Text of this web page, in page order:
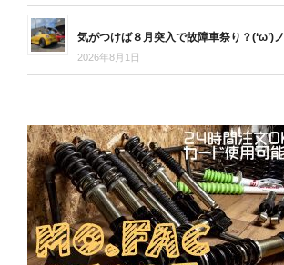
気がつけば８月突入で故障車祭り？(‘ω’)ノ
2026年8月1日